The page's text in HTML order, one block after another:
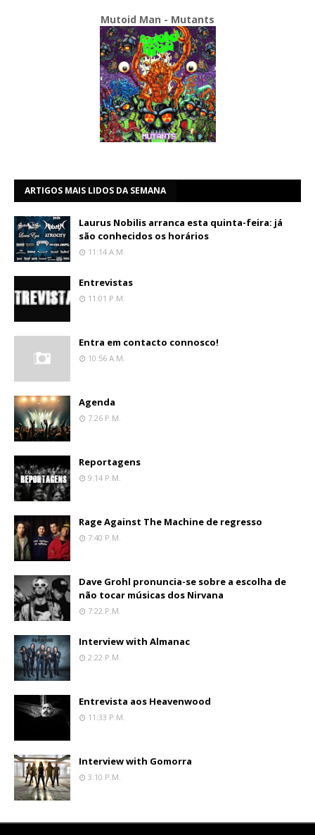
Mutoid Man - Mutants
ARTIGOS MAIS LIDOS DA SEMANA
Laurus Nobilis arranca esta quinta-feira: já
são conhecidos os horários
11:14 A.m.
Entrevistas
11:01 P.m.
Entra em contacto connosco!
10:56 A.m.
Agenda
7:26 P.m.
Reportagens
9:14 P.m.
Rage Against The Machine de regresso
7:40 P.m.
Dave Grohl pronuncia-se sobre a escolha de
não tocar músicas dos Nirvana
7:22 P.m.
Interview with Almanac
2:22 P.m.
Entrevista aos Heavenwood
11:33 P.m.
Interview with Gomorra
3:10 P.m.